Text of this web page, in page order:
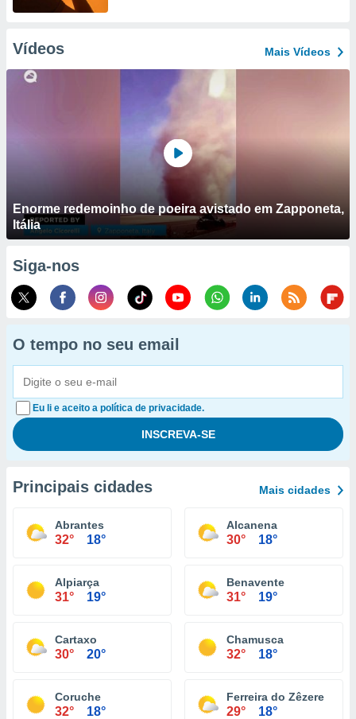
Vídeos Mais Vídeos
Enorme redemoinho de poeira avistado em Zapponeta,
Itália
Siga-nos
O tempo no seu email
Eu li e aceito a política de privacidade.
Principais cidades Mais cidades
Abrantes
32° 18°
Alcanena
30° 18°
Alpiarça
31° 19°
Benavente
31° 19°
Cartaxo
30° 20°
Chamusca
32° 18°
Coruche
32° 18°
Ferreira do Zêzere
29° 18°